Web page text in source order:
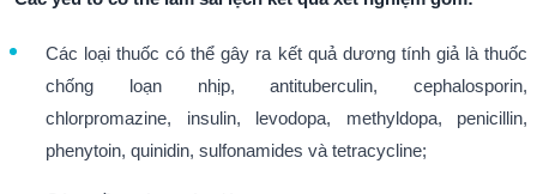
Các loại thuốc có thể gây ra kết quả dương tính giả là thuốc
chống loạn nhịp, antituberculin, cephalosporin,
chlorpromazine, insulin, levodopa, methyldopa, penicillin,
phenytoin, quinidin, sulfonamides và tetracycline;